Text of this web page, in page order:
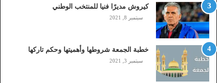
م
و
ب
ا
ي
ل
ي
كيروش مديرًا فنيا للمنتخب الوطني
سبتمبر 8, 2021
خطبة الجمعة شروطها وأهميتها وحكم تاركها
سبتمبر 3, 2021